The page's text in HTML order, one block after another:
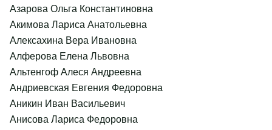
Азарова Ольга Константиновна
Акимова Лариса Анатольевна
Алексахина Вера Ивановна
Алферова Елена Львовна
Альтенгоф Алеся Андреевна
Андриевская Евгения Федоровна
Аникин Иван Васильевич
Анисова Лариса Федоровна